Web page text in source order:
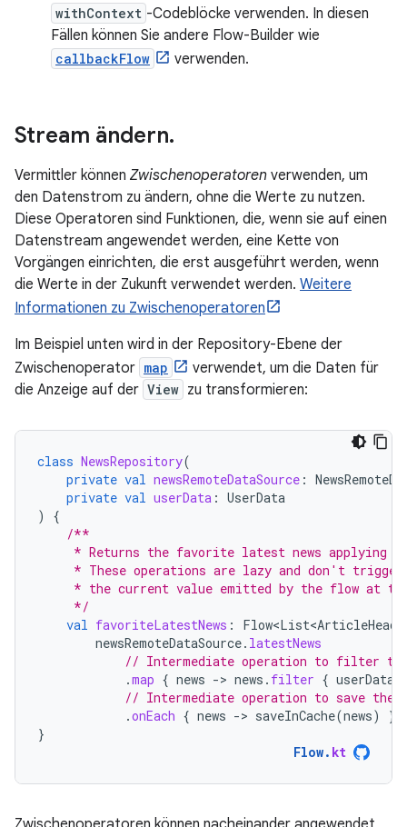
withContext -Codeblöcke verwenden. In diesen
Fällen können Sie andere Flow-Builder wie
callbackFlow verwenden.
Stream ändern.
Vermittler können Zwischenoperatoren verwenden, um
den Datenstrom zu ändern, ohne die Werte zu nutzen.
Diese Operatoren sind Funktionen, die, wenn sie auf einen
Datenstream angewendet werden, eine Kette von
Vorgängen einrichten, die erst ausgeführt werden, wenn
die Werte in der Zukunft verwendet werden. Weitere
Informationen zu Zwischenoperatoren
Im Beispiel unten wird in der Repository-Ebene der
Zwischenoperator map
verwendet, um die Daten für
die Anzeige auf der View zu transformieren:
class NewsRepository(
private val newsRemoteDataSource :
private val userData : UserData
)
{
/**
* Returns the favorite latest news applying
* These operations are lazy and don't
* the current value emitted by the flow at
     */
val favoriteLatestNews :
newsRemoteDataSource. latestNews
// Intermediate operation to filter
.map { news -> news . filter { userData
// Intermediate operation to save the
.onEach { news -> saveInCache(news)
}
}
Flow. kt